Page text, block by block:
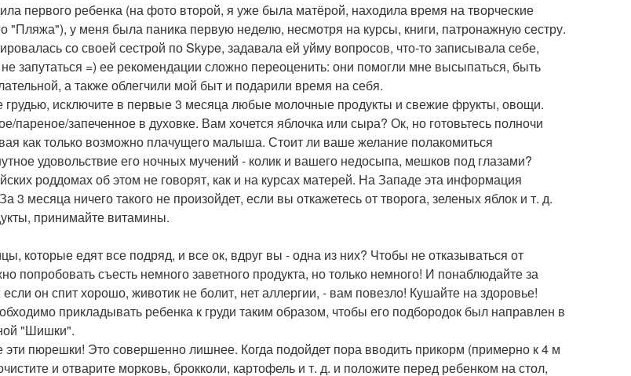
первого ребенка (на фото второй, я уже была матёрой, находила время на творческие
"Пляжа"), у меня была паника первую неделю, несмотря на курсы, книги, патронажную сестру.
со своей сестрой по Skype, задавала ей уйму вопросов, что-то записывала себе,
запутаться =) ее рекомендации сложно переоценить: они помогли мне высыпаться, быть
а также облегчили мой быт и подарили время на себя.
грудью, исключите в первые 3 месяца любые молочные продукты и свежие фрукты, овощи.
пареное/запеченное в духовке. Вам хочется яблочка или сыра? Ок, но готовьтесь полночи
как только возможно плачущего малыша. Стоит ли ваше желание полакомиться
удовольствие его ночных мучений - колик и вашего недосыпа, мешков под глазами?
роддомах об этом не говорят, как и на курсах матерей. На Западе эта информация
3 месяца ничего такого не произойдет, если вы откажетесь от творога, зеленых яблок и т. д.
принимайте витамины.
которые едят все подряд, и все ок, вдруг вы - одна из них? Чтобы не отказываться от
попробовать съесть немного заветного продукта, но только немного! И понаблюдайте за
он спит хорошо, животик не болит, нет аллергии, - вам повезло! Кушайте на здоровье!
прикладывать ребенка к груди таким образом, чтобы его подбородок был направлен в
"Шишки".
эти пюрешки! Это совершенно лишнее. Когда подойдет пора вводить прикорм (примерно к 4 м
и отварите морковь, брокколи, картофель и т. д. и положите перед ребенком на стол,